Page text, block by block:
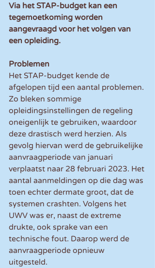
Via het STAP-budget kan een
tegemoetkoming worden
aangevraagd voor het volgen van
een opleiding.
Problemen
Het STAP-budget kende de
afgelopen tijd een aantal problemen.
Zo bleken sommige
opleidingsinstellingen de regeling
oneigenlijk te gebruiken, waardoor
deze drastisch werd herzien. Als
gevolg hiervan werd de gebruikelijke
aanvraagperiode van januari
verplaatst naar 28 februari 2023. Het
aantal aanmeldingen op die dag was
toen echter dermate groot, dat de
systemen crashten. Volgens het
UWV was er, naast de extreme
drukte, ook sprake van een
technische fout. Daarop werd de
aanvraagperiode opnieuw
uitgesteld.